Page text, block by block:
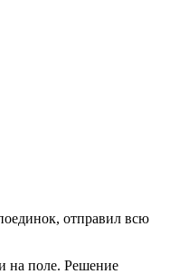
отправил всю
на поле. Решение